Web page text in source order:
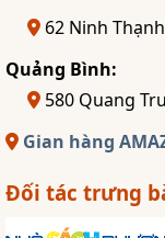
62 Ninh
Quảng Bình:
580 Quang
Gian hàng
Đối tác trưng